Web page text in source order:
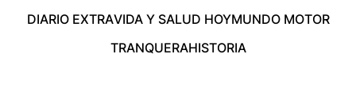
DIARIO EXTRAVIDA Y SALUD HOYMUNDO MOTOR
TRANQUERAHISTORIA